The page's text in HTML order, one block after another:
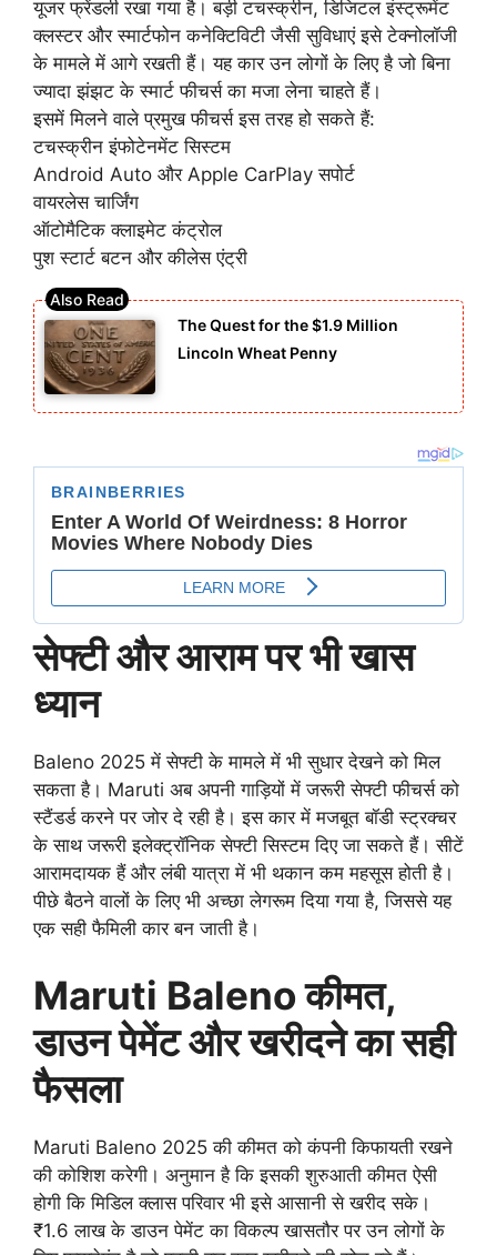
यूजर फ्रेंडली रखा गया है। बड़ी टचस्क्रीन, डिजिटल इंस्ट्रूमेंट
क्लस्टर और स्मार्टफोन कनेक्टिविटी जैसी सुविधाएं इसे टेक्नोलॉजी
के मामले में आगे रखती हैं। यह कार उन लोगों के लिए है जो बिना
ज्यादा झंझट के स्मार्ट फीचर्स का मजा लेना चाहते हैं।
इसमें मिलने वाले प्रमुख फीचर्स इस तरह हो सकते हैं:
टचस्क्रीन इंफोटेनमेंट सिस्टम
Android Auto और Apple CarPlay सपोर्ट
वायरलेस चार्जिंग
ऑटोमैटिक क्लाइमेट कंट्रोल
पुश स्टार्ट बटन और कीलेस एंट्री
The Quest for the $1.9 Million
Lincoln Wheat Penny
सेफ्टी और आराम पर भी खास
ध्यान
Baleno 2025 में सेफ्टी के मामले में भी सुधार देखने को मिल
सकता है। Maruti अब अपनी गाड़ियों में जरूरी सेफ्टी फीचर्स को
स्टैंडर्ड करने पर जोर दे रही है। इस कार में मजबूत बॉडी स्ट्रक्चर
के साथ जरूरी इलेक्ट्रॉनिक सेफ्टी सिस्टम दिए जा सकते हैं। सीटें
आरामदायक हैं और लंबी यात्रा में भी थकान कम महसूस होती है।
पीछे बैठने वालों के लिए भी अच्छा लेगरूम दिया गया है, जिससे यह
एक सही फैमिली कार बन जाती है।
Maruti Baleno कीमत,
डाउन पेमेंट और खरीदने का सही
फैसला
Maruti Baleno 2025 की कीमत को कंपनी किफायती रखने
की कोशिश करेगी। अनुमान है कि इसकी शुरुआती कीमत ऐसी
होगी कि मिडिल क्लास परिवार भी इसे आसानी से खरीद सके।
₹1.6 लाख के डाउन पेमेंट का विकल्प खासतौर पर उन लोगों के